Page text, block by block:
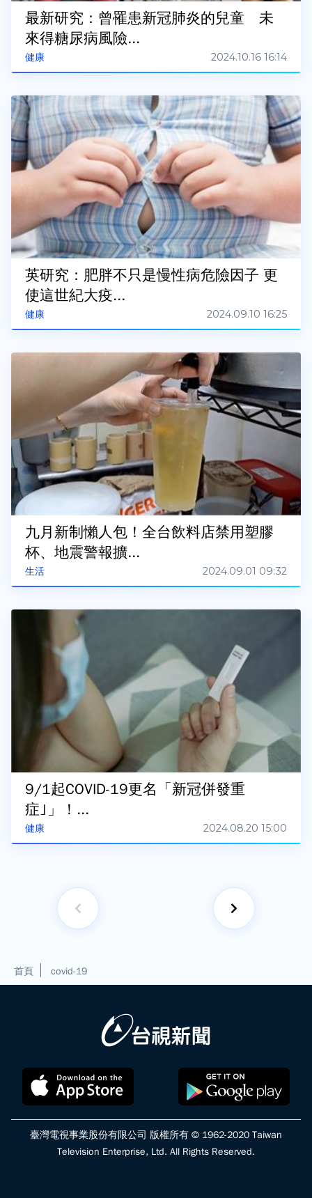
健康
最新研究：曾罹患新冠肺炎的兒童 未
來得糖尿病風險...
2024.10.16 16:14
健康
英研究：肥胖不只是慢性病危險因子 更
使這世紀大疫...
2024.09.10 16:25
生活
九月新制懶人包！全台飲料店禁用塑膠
杯、地震警報擴...
2024.09.01 09:32
健康
9/1起COVID-19更名「新冠併發重
症｣」！...
2024.08.20 15:00
首頁 covid-19
臺灣電視事業股份有限公司 版權所有 © 1962-2020 Taiwan
Television Enterprise, Ltd. All Rights Reserved.